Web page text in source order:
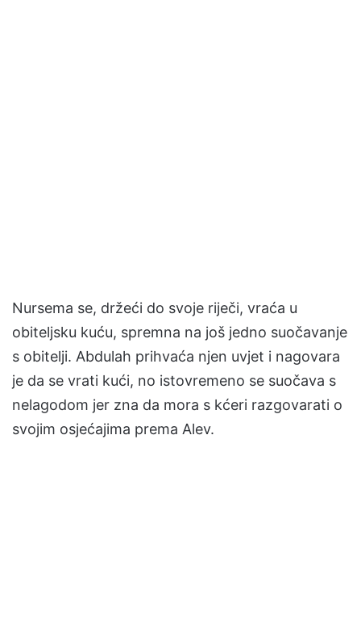
Nursema se, držeći do svoje riječi, vraća u
obiteljsku kuću, spremna na još jedno suočavanje
s obitelji. Abdulah prihvaća njen uvjet i nagovara
je da se vrati kući, no istovremeno se suočava s
nelagodom jer zna da mora s kćeri razgovarati o
svojim osjećajima prema Alev.